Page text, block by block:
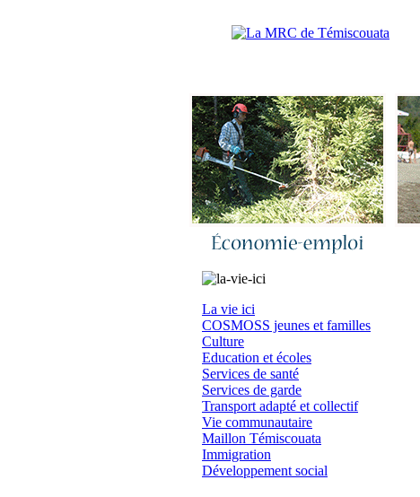
La vie ici
COSMOSS jeunes et familles
Culture
Education et écoles
Services de santé
Services de garde
Transport adapté et collectif
Vie communautaire
Maillon Témiscouata
Immigration
Développement social